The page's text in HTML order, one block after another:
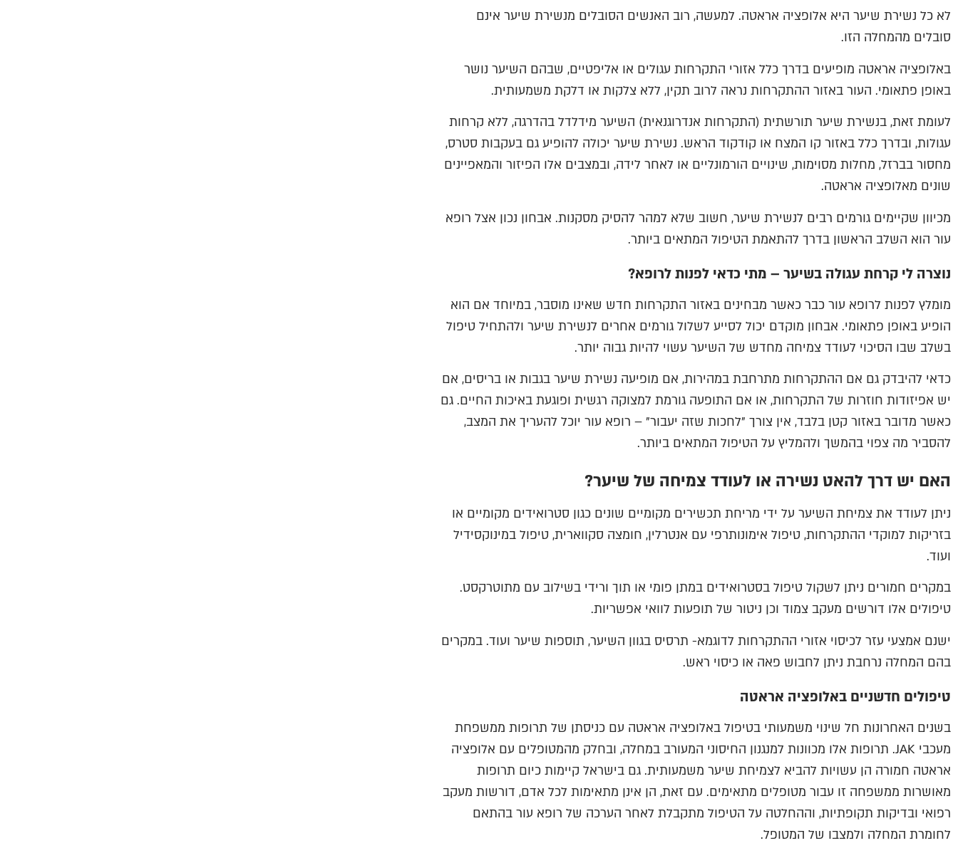
לא כל נשירת שיער היא אלופציה אראטה. למעשה, רוב האנשים הסובלים מנשירת שיער אינם
סובלים מהמחלה הזו.
באלופציה אראטה מופיעים בדרך כלל אזורי התקרחות עגולים או אליפטיים, שבהם השיער נושר
באופן פתאומי. העור באזור ההתקרחות נראה לרוב תקין, ללא צלקות או דלקת משמעותית.
לעומת זאת, בנשירת שיער תורשתית (התקרחות אנדרוגנאית) השיער מידלדל בהדרגה, ללא קרחות
עגולות, ובדרך כלל באזור קו המצח או קודקוד הראש. נשירת שיער יכולה להופיע גם בעקבות סטרס,
מחסור בברזל, מחלות מסוימות, שינויים הורמונליים או לאחר לידה, ובמצבים אלו הפיזור והמאפיינים
שונים מאלופציה אראטה.
מכיוון שקיימים גורמים רבים לנשירת שיער, חשוב שלא למהר להסיק מסקנות. אבחון נכון אצל רופא
עור הוא השלב הראשון בדרך להתאמת הטיפול המתאים ביותר.
נוצרה לי קרחת עגולה בשיער – מתי כדאי לפנות לרופא?
מומלץ לפנות לרופא עור כבר כאשר מבחינים באזור התקרחות חדש שאינו מוסבר, במיוחד אם הוא
הופיע באופן פתאומי. אבחון מוקדם יכול לסייע לשלול גורמים אחרים לנשירת שיער ולהתחיל טיפול
בשלב שבו הסיכוי לעודד צמיחה מחדש של השיער עשוי להיות גבוה יותר.
כדאי להיבדק גם אם ההתקרחות מתרחבת במהירות, אם מופיעה נשירת שיער בגבות או בריסים, אם
יש אפיזודות חוזרות של התקרחות, או אם התופעה גורמת למצוקה רגשית ופוגעת באיכות החיים. גם
כאשר מדובר באזור קטן בלבד, אין צורך "לחכות שזה יעבור" – רופא עור יוכל להעריך את המצב,
להסביר מה צפוי בהמשך ולהמליץ על הטיפול המתאים ביותר.
האם יש דרך להאט נשירה או לעודד צמיחה של שיער?
ניתן לעודד את צמיחת השיער על ידי מריחת תכשירים מקומיים שונים כגון סטרואידים מקומיים או
בזריקות למוקדי ההתקרחות, טיפול אימונותרפי עם אנטרלין, חומצה סקווארית, טיפול במינוקסידיל
ועוד.
במקרים חמורים ניתן לשקול טיפול בסטרואידים במתן פומי או תוך ורידי בשילוב עם מתוטרקסט.
טיפולים אלו דורשים מעקב צמוד וכן ניטור של תופעות לוואי אפשריות.
ישנם אמצעי עזר לכיסוי אזורי ההתקרחות לדוגמא- תרסיס בגוון השיער, תוספות שיער ועוד. במקרים
בהם המחלה נרחבת ניתן לחבוש פאה או כיסוי ראש.
טיפולים חדשניים באלופציה אראטה
בשנים האחרונות חל שינוי משמעותי בטיפול באלופציה אראטה עם כניסתן של תרופות ממשפחת
מעכבי JAK. תרופות אלו מכוונות למנגנון החיסוני המעורב במחלה, ובחלק מהמטופלים עם אלופציה
אראטה חמורה הן עשויות להביא לצמיחת שיער משמעותית. גם בישראל קיימות כיום תרופות
מאושרות ממשפחה זו עבור מטופלים מתאימים. עם זאת, הן אינן מתאימות לכל אדם, דורשות מעקב
רפואי ובדיקות תקופתיות, וההחלטה על הטיפול מתקבלת לאחר הערכה של רופא עור בהתאם
לחומרת המחלה ולמצבו של המטופל.